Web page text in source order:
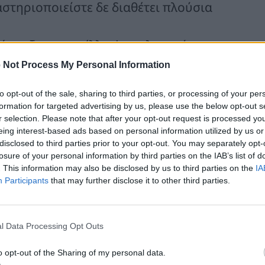
Not Process My Personal Information
opt-out of the sale, sharing to third parties, or processing of your
for targeted advertising by us, please use the below opt-out
selection. Please note that after your opt-out request is processed
interest-based ads based on personal information utilized by us
to third parties prior to your opt-out. You may separately
of your personal information by third parties on the IAB’s list of
This information may also be disclosed by us to third parties on the
Participants that may further disclose it to other third parties.
Data Processing Opt Outs
opt-out of the Sharing of my personal data.
δε διαθέτει πλούσια
και η έλλειψη ταλαντούχων
την αυξητική πορεία σας.
αλλάξει και οι περισσότεροι
έρευνες) εξετάζουν το
επόμενη ευκαιρία ακόμα και αν δεν
σας κοστίζει μια περιουσία.
πρόκληση που κάθε μάνατζερ θα πρέπει να
όπου εργάζεται, η λύση στα
άμεσες και αποτελεσματικές
του ανθρώπινου κεφαλαίου.